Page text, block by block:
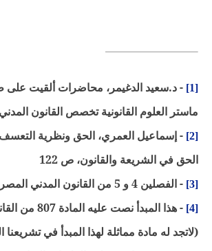
- د.سعيد الدغيمر، محاضرات ألقيت على
العلوم القانونية تخصص القانون المدني،
- إسماعيل العمري، الحق ونظرية التعسف
في الشريعة والقانون، ص 122
- الفصلين 4 و 5 من القانون المدني المصري المادة
- هذا المبدأ نصت عليه
له مادة مماثلة لهذا المبدأ في تشريعنا